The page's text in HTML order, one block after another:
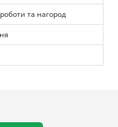
роботи та нагород